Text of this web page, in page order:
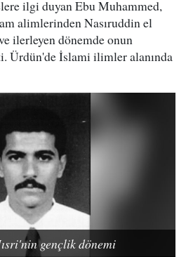
ilgi duyan Ebu Muhammed,
alimlerinden Nasıruddin el
ilerleyen dönemde onun
Ürdün'de İslami ilimler alanında
gençlik dönemi